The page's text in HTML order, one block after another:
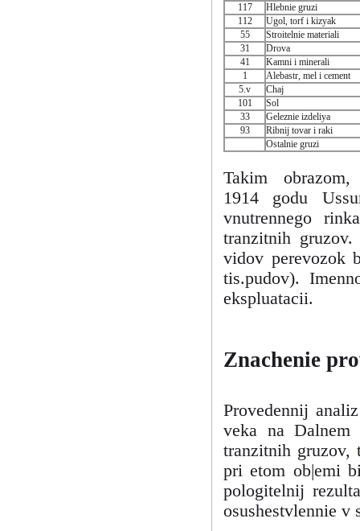
117
Hlebnie gruzi
112
Ugol, torf i kizyak
55
Stroitelnie materiali
31
Drova
41
Kamni i minerali
1
Alebastr, mel i cement
5.v
Chaj
101
Sol
33
Geleznie izdeliya
93
Ribnij tovar i raki
Ostalnie gruzi
Takim
1914 godu
vnutrennego
tranzitnih
vidov perevozok
tis.pudov).
ekspluatacii.
Znachenie
Provedennij
veka na Dalnem
tranzitnih gruzov,
pri etom ob|emi
pologitelnij
osushestvlennie v